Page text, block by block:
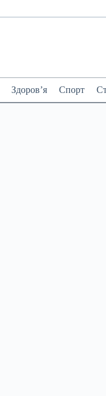
Здоров’я Спорт